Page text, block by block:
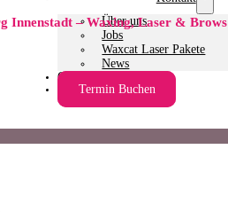
Über uns
Jobs
Waxcat Laser Pakete
News
Gutscheine
Termin Buchen
Innenstadt – Waxing, Laser & Brows